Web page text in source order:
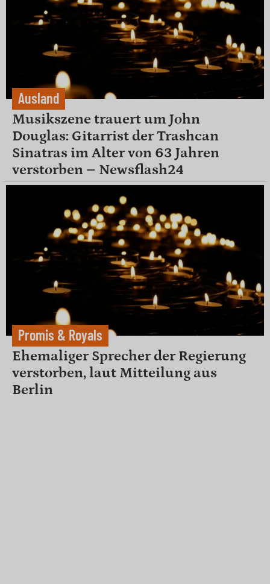
Ausland
Musikszene trauert um John
Douglas: Gitarrist der Trashcan
Sinatras im Alter von 63 Jahren
verstorben – Newsflash24
Promis & Royals
Ehemaliger Sprecher der Regierung
verstorben, laut Mitteilung aus
Berlin